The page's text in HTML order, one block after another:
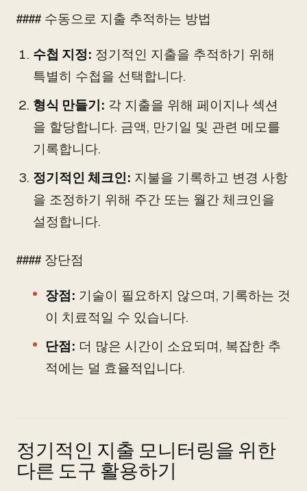
#### 수동으로 지출 추적하는 방법
수첩 지정: 정기적인 지출을 추적하기 위해
특별히 수첩을 선택합니다.
형식 만들기: 각 지출을 위해 페이지나 섹션
을 할당합니다. 금액, 만기일 및 관련 메모를
기록합니다.
정기적인 체크인: 지불을 기록하고 변경 사항
을 조정하기 위해 주간 또는 월간 체크인을
설정합니다.
#### 장단점
장점: 기술이 필요하지 않으며, 기록하는 것
이 치료적일 수 있습니다.
단점: 더 많은 시간이 소요되며, 복잡한 추
적에는 덜 효율적입니다.
정기적인 지출 모니터링을 위한
다른 도구 활용하기